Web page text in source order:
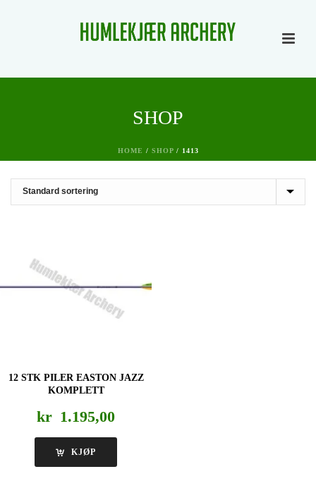
SHOP
HOME / SHOP/ 1413
12 STK PILER EASTON JAZZ
KOMPLETT
kr 1.195,00
KJØP